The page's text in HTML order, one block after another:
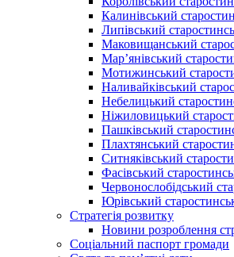
Калинівський
Липівський
Маковищанський
Мар’янівський
Мотижинський
Наливайківський
Небелицький
Ніжиловицький
Пашківський
Плахтянський
Ситняківський
Фасівський
Червонослобідський
Юрівський
Стратегія розвитку
Новини розроблення
Соціальний паспорт громади